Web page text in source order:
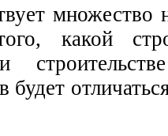
множество
какой
будет